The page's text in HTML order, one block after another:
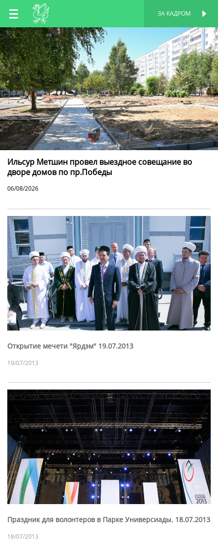
RU
EN
TT
ЗА КАДРОМ
Ильсур Метшин провел выездное совещание во
дворе домов по пр.Победы
06/08/2026
Открытие мечети "Ярдэм" 19.07.2013
19/07/2013
Праздник для волонтеров в Парке Универсиады. 18.07.2013
18/07/2013
ПЕРСОНАЛЬНАЯ
СТРАНИЦА